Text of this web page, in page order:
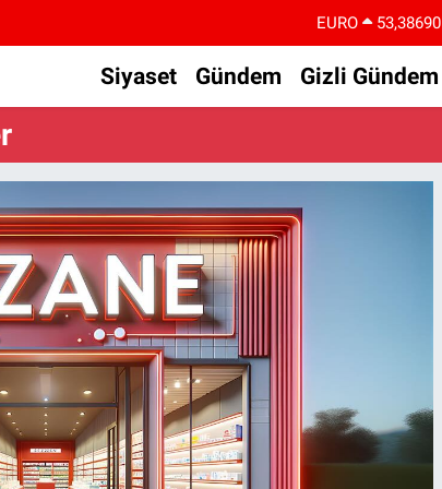
EURO 53,38690
STERLİN
61,60380
BITCOIN
79.591,74
Siyaset Gündem Gizli Gündem